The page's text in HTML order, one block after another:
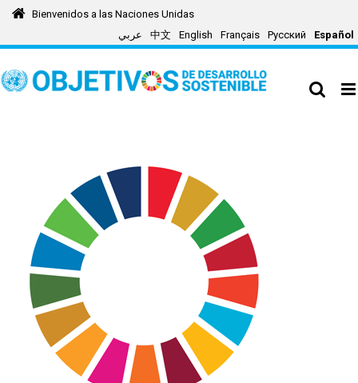
Skip
Bienvenidos a las Naciones Unidas
عربي
中文 English Français Русский Español